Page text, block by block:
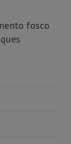
fosco